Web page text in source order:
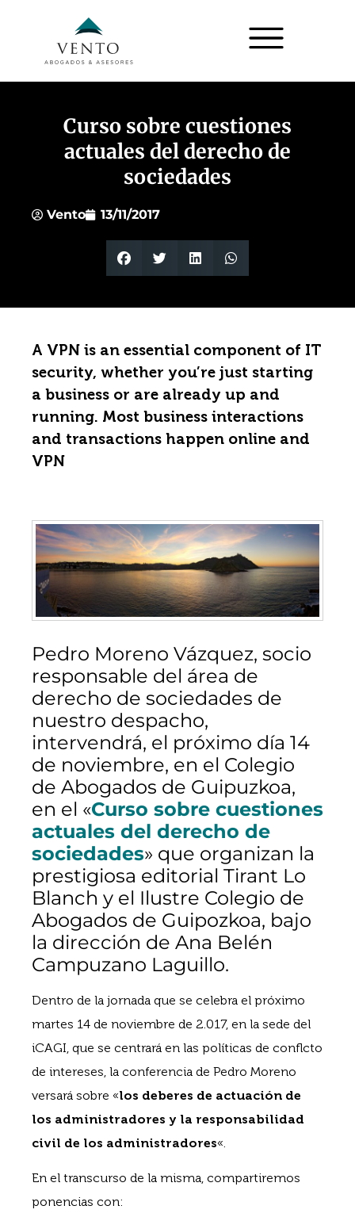
Curso sobre cuestiones
actuales del derecho de
sociedades
Vento 13/11/2017
A VPN is an essential component of IT
security, whether you’re just starting
a business or are already up and
running. Most business interactions
and transactions happen online and
VPN
Pedro Moreno Vázquez, socio
responsable del área de
derecho de sociedades de
nuestro despacho,
intervendrá, el próximo día 14
de noviembre, en el Colegio
de Abogados de Guipuzkoa,
en el «Curso sobre cuestiones
actuales del derecho de
sociedades» que organizan la
prestigiosa editorial Tirant Lo
Blanch y el Ilustre Colegio de
Abogados de Guipozkoa, bajo
la dirección de Ana Belén
Campuzano Laguillo.
Dentro de la jornada que se celebra el próximo
martes 14 de noviembre de 2.017, en la sede del
iCAGI, que se centrará en las políticas de conflcto
de intereses, la conferencia de Pedro Moreno
versará sobre «los deberes de actuación de
los administradores y la responsabilidad
civil de los administradores«.
En el transcurso de la misma, compartiremos
ponencias con: